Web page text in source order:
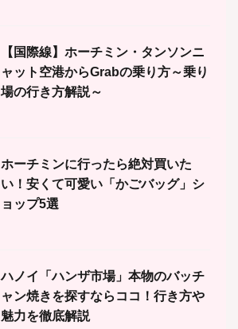
【国際線】ホーチミン・タンソンニ
ャット空港からGrabの乗り方～乗り
場の行き方解説～
ホーチミンに行ったら絶対買いた
い！安くて可愛い「かごバッグ」シ
ョップ5選
ハノイ「ハンザ市場」本物のバッチ
ャン焼きを探すならココ！行き方や
魅力を徹底解説